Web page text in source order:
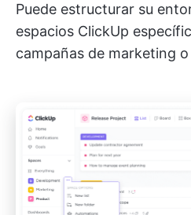
Puede estructurar su
espacios ClickUp
campañas de marketing